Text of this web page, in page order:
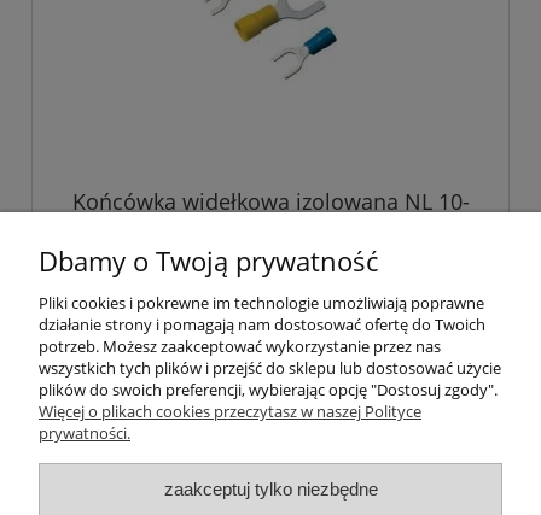
Końcówka widełkowa izolowana NL 10-
80,92 zł
Cena netto:65,79 zł
do koszyka
« 1 ... 29 30 31 32 33 ...
61
»
Dbamy o Twoją prywatność
Pliki cookies i pokrewne im technologie umożliwiają poprawne
działanie strony i pomagają nam dostosować ofertę do Twoich
potrzeb. Możesz zaakceptować wykorzystanie przez nas
wszystkich tych plików i przejść do sklepu lub dostosować użycie
plików do swoich preferencji, wybierając opcję "Dostosuj zgody".
Więcej o plikach cookies przeczytasz w naszej Polityce
prywatności.
zaakceptuj tylko niezbędne